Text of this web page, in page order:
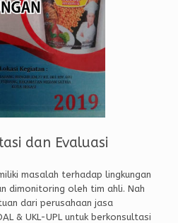
dan Evaluasi
masalah terhadap lingkungan
dimonitoring oleh tim ahli. Nah
dari perusahaan jasa
& UKL-UPL untuk berkonsultasi